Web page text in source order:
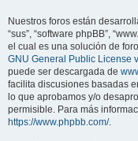
Nuestros foros están
“sus”, “software phpBB”,
el cual es una solución de
GNU General Public License
puede ser descargada de
facilita discusiones basadas
lo que aprobamos y/o
permisible. Para más
https://www.phpbb.com/.